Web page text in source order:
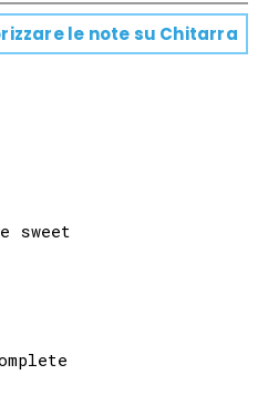
le note su Chitarra